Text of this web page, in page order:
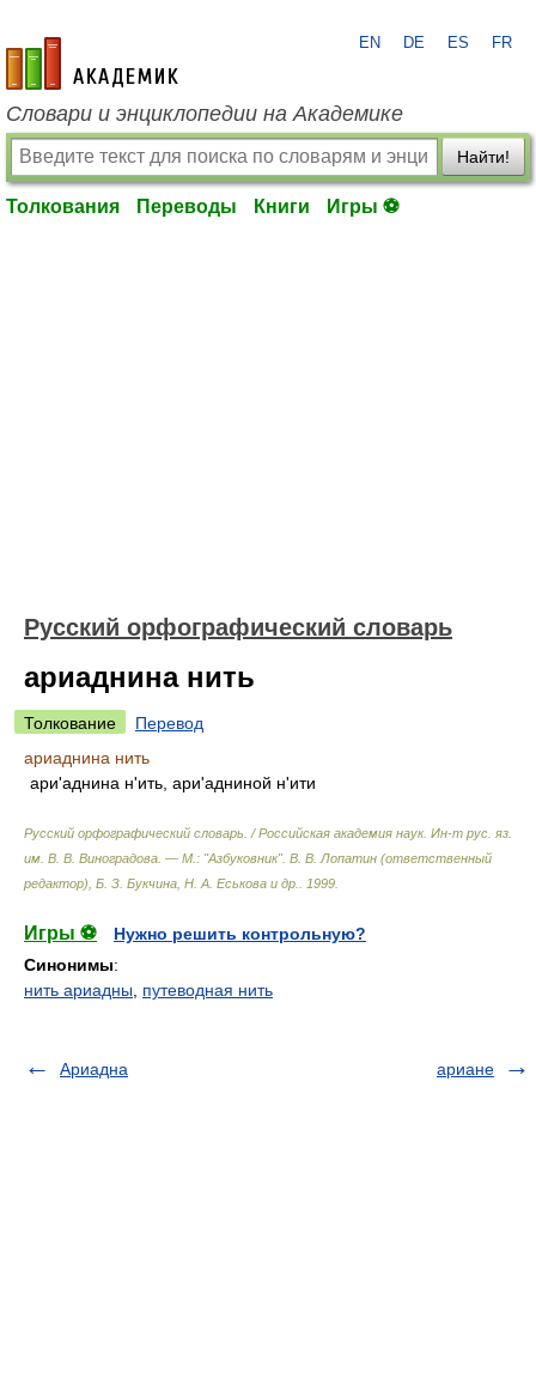
academic.ru
EN DE ES FR
Словари и энциклопедии на Академике
Найти!
Толкования Переводы Книги Игры ⚽
Русский орфографический словарь
ариаднина нить
Толкование
Перевод
ариаднина нить
ари'аднина н'ить, ари'адниной н'ити
Русский орфографический словарь. / Российская академия наук. Ин-т рус. яз.
им. В. В. Виноградова. — М.: "Азбуковник". В. В. Лопатин (ответственный
редактор), Б. З. Букчина, Н. А. Еськова и др.
1999
Игры ⚽
Нужно решить контрольную?
Синонимы:
нить ариадны
путеводная нить
Ариадна ариане